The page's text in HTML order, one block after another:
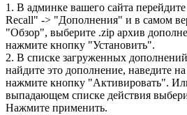
1. В админке вашего сайта
Recall" -> "Дополнения" и в самом
"Обзор", выберите .zip архив
нажмите кнопку "Установить".
2. В списке загруженных
найдите это дополнение, наведите
нажмите кнопку "Активировать".
выпадающем списке действия
Нажмите применить.